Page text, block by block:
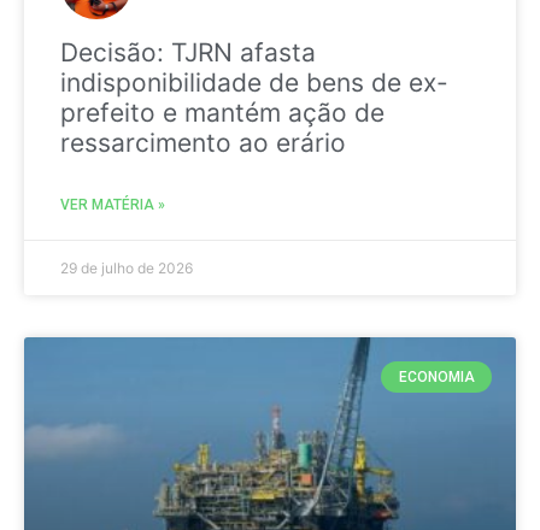
Decisão: TJRN afasta
indisponibilidade de bens de ex-
prefeito e mantém ação de
ressarcimento ao erário
VER MATÉRIA »
29 de julho de 2026
ECONOMIA